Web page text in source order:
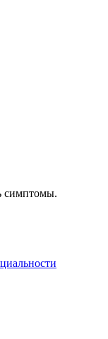
симптомы.